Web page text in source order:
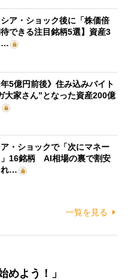
シア・ショック後に「株価倍
できる注目銘柄5選】資産3
…
年5億円前後》住み込みバイト
大家さん”となった資産200億
・ショックで「次にマネー
」16銘柄 AI相場の裏で割安
れ…
一覧を見る
めよう！」